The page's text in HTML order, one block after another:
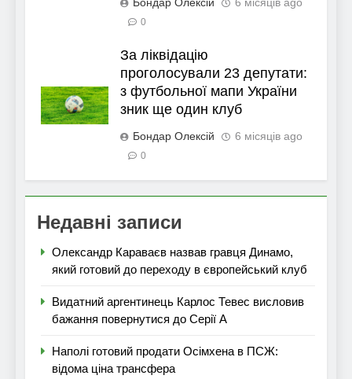
0
За ліквідацію
проголосували 23 депутати:
з футбольної мапи України
зник ще один клуб
Бондар Олексій 6 місяців ago
0
Недавні записи
Олександр Караваєв назвав гравця Динамо,
який готовий до переходу в європейський клуб
Видатний аргентинець Карлос Тевес висловив
бажання повернутися до Серії А
Наполі готовий продати Осімхена в ПСЖ:
відома ціна трансфера